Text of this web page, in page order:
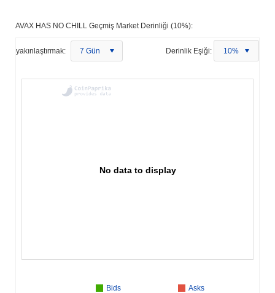
AVAX HAS NO CHILL Geçmiş Market Derinliği (10%):
yakınlaştırmak: 7 Gün Derinlik Eşiği: 10%
No data to display
Bids
Asks